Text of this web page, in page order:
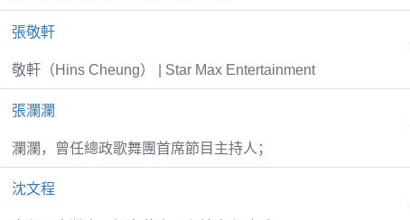
張敬軒
敬軒（Hins Cheung） | Star Max Entertainment
張瀾瀾
瀾瀾，曾任總政歌舞團首席節目主持人；
沈文程